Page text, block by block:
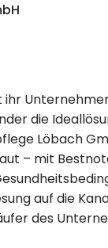
ihr
die
Löbach
– mit
auf die
des